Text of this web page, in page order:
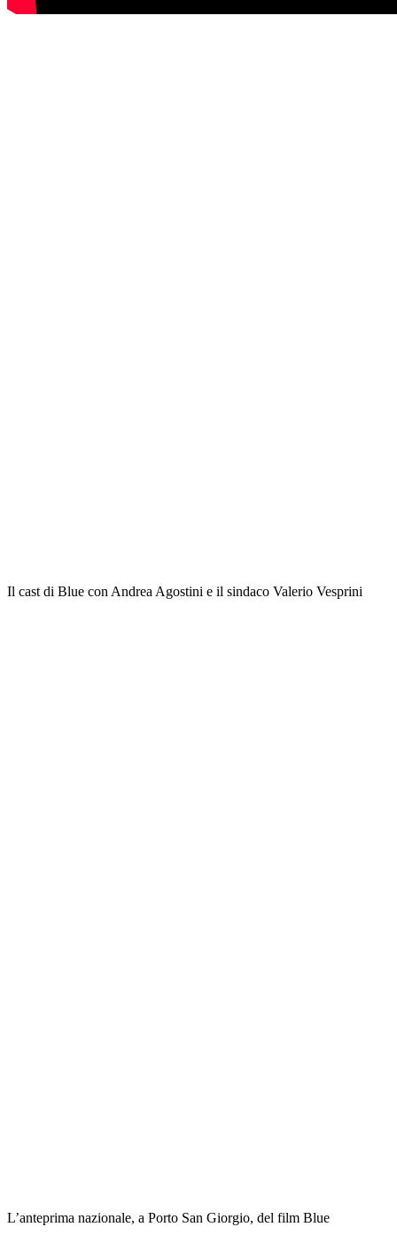
Il cast di Blue con Andrea Agostini e il sindaco Valerio Vesprini
L’anteprima nazionale, a Porto San Giorgio, del film Blue